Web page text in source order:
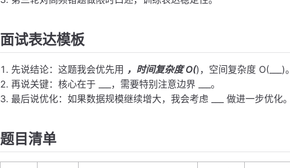
面试表达模板
先说结论：这题我会优先用 ，时间复杂度 O()，空间复杂度 O(___)。
再说关键：核心在于 ___，需要特别注意边界 ___。
最后说优化：如果数据规模继续增大，我会考虑 ___ 做进一步优化。
题目清单